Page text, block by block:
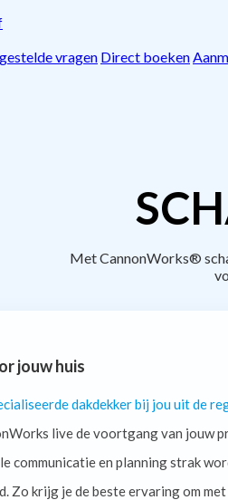
vragen Direct boeken
Met CannonWorks®
jouw huis
dakdekker bij jou uit de
live de voortgang van jouw
communicatie en planning strak
Zo krijg je de beste ervaring om met